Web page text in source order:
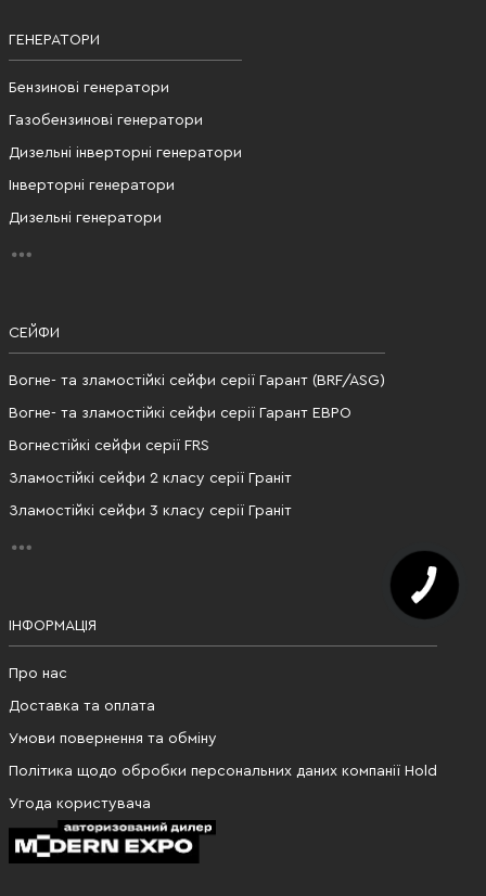
ГЕНЕРАТОРИ
Бензинові генератори
Газобензинові генератори
Дизельні інверторні генератори
Інверторні генератори
Дизельні генератори
СЕЙФИ
Вогне- та зламостійкі сейфи серії Гарант (BRF/ASG)
Вогне- та зламостійкі сейфи серії Гарант ЕВРО
Вогнестійкі сейфи серії FRS
Зламостійкі сейфи 2 класу серії Граніт
Зламостійкі сейфи 3 класу серії Граніт
ІНФОРМАЦІЯ
Про нас
Доставка та оплата
Умови повернення та обміну
Політика щодо обробки персональних даних компанії Hold
Угода користувача